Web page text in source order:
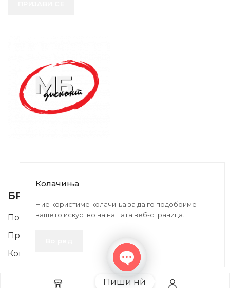
БРЗИ ЛИНКОВИ
Почетна
Производи
Контакт
Колачиња
Ние користиме колачиња за да го подобриме
вашето искуство на нашата веб-страница.
Пиши нѝ
Open
chaty